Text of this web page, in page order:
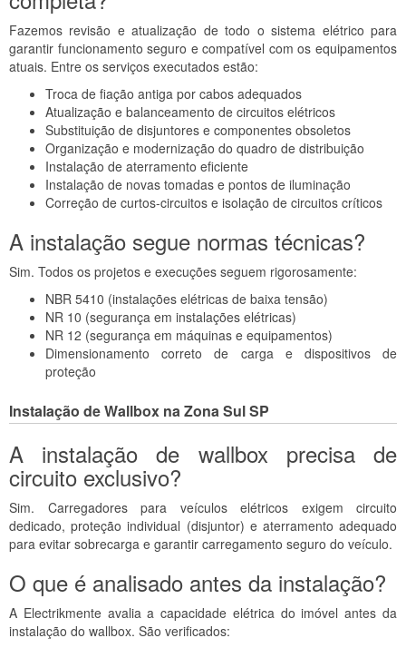
Fazemos revisão e atualização de todo o sistema elétrico para
garantir funcionamento seguro e compatível com os equipamentos
atuais. Entre os serviços executados estão:
Troca de fiação antiga por cabos adequados
Atualização e balanceamento de circuitos elétricos
Substituição de disjuntores e componentes obsoletos
Organização e modernização do quadro de distribuição
Instalação de aterramento eficiente
Instalação de novas tomadas e pontos de iluminação
Correção de curtos-circuitos e isolação de circuitos críticos
A instalação segue normas técnicas?
Sim. Todos os projetos e execuções seguem rigorosamente:
NBR 5410 (instalações elétricas de baixa tensão)
NR 10 (segurança em instalações elétricas)
NR 12 (segurança em máquinas e equipamentos)
Dimensionamento correto de carga e dispositivos de
proteção
Instalação de Wallbox na Zona Sul SP
A instalação de wallbox precisa de
circuito exclusivo?
Sim. Carregadores para veículos elétricos exigem circuito
dedicado, proteção individual (disjuntor) e aterramento adequado
para evitar sobrecarga e garantir carregamento seguro do veículo.
O que é analisado antes da instalação?
A Electrikmente avalia a capacidade elétrica do imóvel antes da
instalação do wallbox. São verificados: